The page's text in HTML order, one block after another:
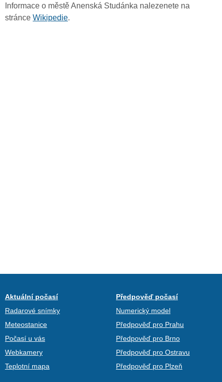
Informace o městě Anenská Studánka nalezenete na
stránce Wikipedie.
Aktuální počasí
Radarové snímky
Meteostanice
Počasí u vás
Webkamery
Teplotní mapa
Předpověď počasí
Numerický model
Předpověď pro Prahu
Předpověď pro Brno
Předpověď pro Ostravu
Předpověď pro Plzeň